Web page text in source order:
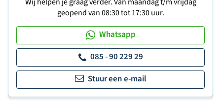
geopend van 08:30 tot 17:30 uur.
Whatsapp
085 - 90 229 29
Stuur een e-mail